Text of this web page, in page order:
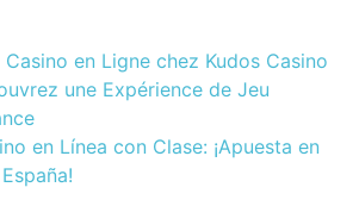
en Ligne chez Kudos Casino
une Expérience de Jeu
en Línea con Clase: ¡Apuesta en